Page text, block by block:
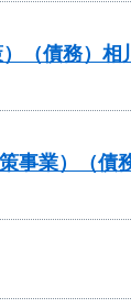
（債務）
事業）（債